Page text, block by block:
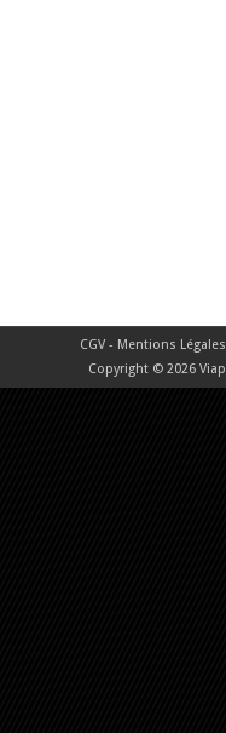
CGV - Mentions Légales
Copyright © 2026